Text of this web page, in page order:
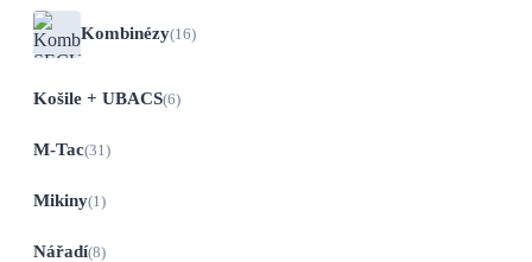
Kombinézy(16)
Košile + UBACS(6)
M-Tac(31)
Mikiny(1)
Nářadí(8)